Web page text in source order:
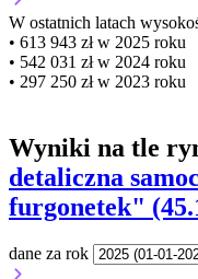
W ostatnich latach
• 613 943 zł w 2025 roku
• 542 031 zł w 2024 roku
• 297 250 zł w 2023 roku
Wyniki na tle
detaliczna
furgonetek"
dane za rok